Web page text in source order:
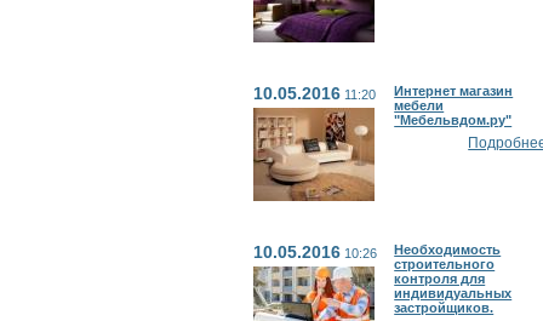
10.05.2016 11:20
Интернет магазин
мебели
"Мебельвдом.ру"
10.05.2016 10:26
Необходимость
строительного
контроля для
индивидуальных
застройщиков.